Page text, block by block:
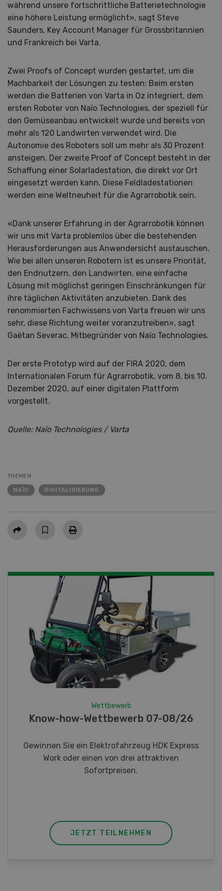
während unsere fortschrittliche Batterietechnologie
eine höhere Leistung ermöglicht», sagt Steve
Saunders, Key Account Manager für Grossbritannien
und Frankreich bei Varta.
Zwei Proofs of Concept wurden gestartet, um die
Machbarkeit der Lösungen zu testen: Beim ersten
werden die Batterien von Varta in Oz integriert, dem
ersten Roboter von Naïo Technologies, der speziell für
den Gemüseanbau entwickelt wurde und bereits von
mehr als 120 Landwirten verwendet wird. Die
Autonomie des Roboters soll um mehr als 30 Prozent
ansteigen. Der zweite Proof of Concept besteht in der
Schaffung einer Solarladestation, die direkt vor Ort
eingesetzt werden kann. Diese Feldladestationen
werden eine Weltneuheit für die Agrarrobotik sein.
«Dank unserer Erfahrung in der Agrarrobotik können
wir uns mit Varta problemlos über die bestehenden
Herausforderungen aus Anwendersicht austauschen.
Wie bei allen unseren Robotern ist es unsere Priorität,
den Endnutzern, den Landwirten, eine einfache
Lösung mit möglichst geringen Einschränkungen für
ihre täglichen Aktivitäten anzubieten. Dank des
renommierten Fachwissens von Varta freuen wir uns
sehr, diese Richtung weiter voranzutreiben», sagt
Gaëtan Severac, Mitbegründer von Naïo Technologies.
Der erste Prototyp wird auf der FIRA 2020, dem
Internationalen Forum für Agrarrobotik, vom 8. bis 10.
Dezember 2020, auf einer digitalen Plattform
vorgestellt.
Quelle: Naïo Technologies / Varta
THEMEN
NAÏO DIGITALISIERUNG
Teilen
Fotorätsel 07-08/26
Gewinnen Sie eines von fünf LANDI
Taschenmessern
JETZT TEILNEHMEN